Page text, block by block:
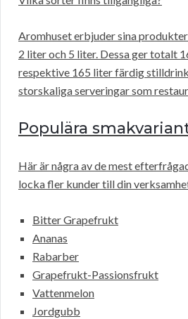
Aromhuset erbjuder sina
2 liter och 5 liter. Dessa ger totalt
respektive 165 liter färdig
storskaliga serveringar som
Populära
Här är några av de mest
locka fler kunder till din
Bitter Grapefrukt
Ananas
Rabarber
Grapefrukt-Passionsfrukt
Vattenmelon
Jordgubb